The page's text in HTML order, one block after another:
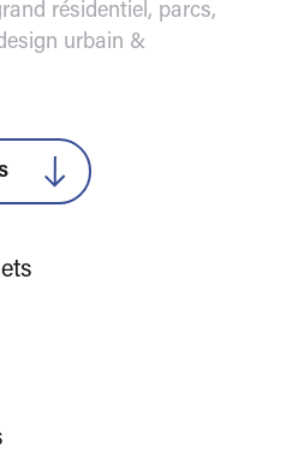
résidentiel, parcs,
urbain &